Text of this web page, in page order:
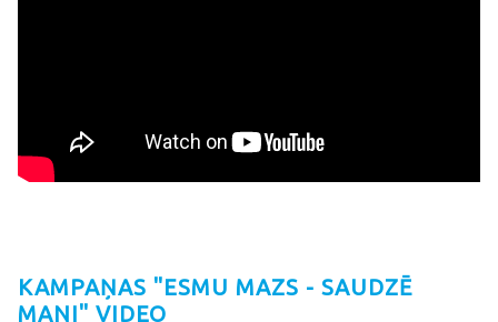
KAMPAŅAS "ESMU MAZS - SAUDZĒ
MANI" VIDEO